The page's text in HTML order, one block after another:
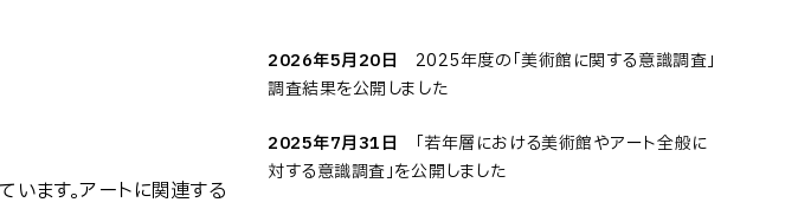
ます。アートに関連する
2026年5月20日
2025年度の「美術館に関する意識調査」
調査結果を公開しました
2025年7月31日
「若年層における美術館やアート全般に
対する意識調査」を公開しました